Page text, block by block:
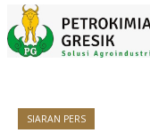
SIARAN PERS